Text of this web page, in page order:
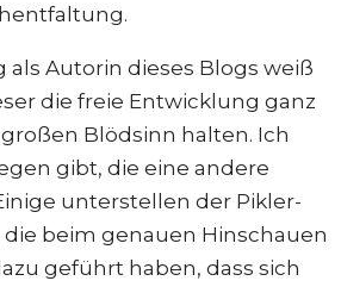
als Autorin dieses Blogs weiß
die freie Entwicklung ganz
Blödsinn halten. Ich
gibt, die eine andere
unterstellen der Pikler-
die beim genauen Hinschauen
geführt haben, dass sich